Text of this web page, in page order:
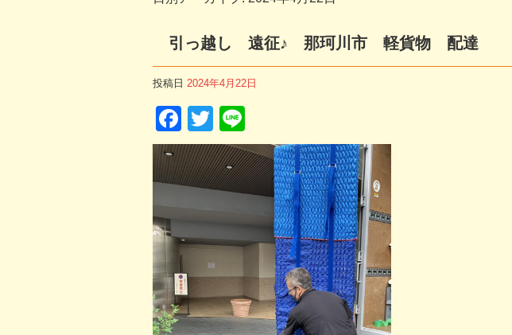
引っ越し 遠征♪ 那珂川市 軽貨物 配達
投稿日 2024年4月22日
F
a
c
e
o
o
k
T
wi
tt
er
n
e